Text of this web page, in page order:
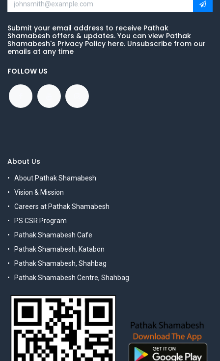
Submit your email address to receive Pathak
Shamabesh offers & updates. You can view Pathak
Shamabesh's Privacy Policy here. Unsubscribe from our
emails at any time
FOLLOW US
About Us
About Pathak Shamabesh
Vision & Mission
Careers at Pathak Shamabesh
PS CSR Program
Pathak Shamabesh Cafe
Pathak Shamabesh, Katabon
Pathak Shamabesh, Shahbag
Pathak Shamabesh Centre, Shahbag